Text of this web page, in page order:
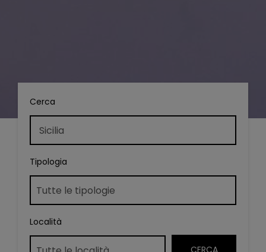
Cerca
Tipologia
Località